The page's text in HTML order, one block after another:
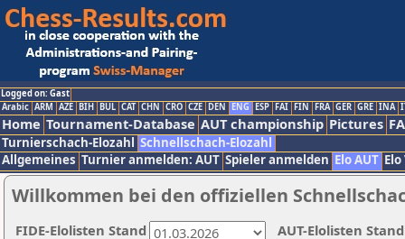
Logged on: Gast
Arabic ARM AZE BIH BUL CAT CHN CRO CZE DEN ENG ESP FAI FIN FRA GER GRE INA
Home Tournament-Database AUT championship Pictures
Turnierschach-Elozahl Schnellschach-Elozahl
Allgemeines Turnier anmelden: AUT Spieler anmelden Elo AUT
Willkommen bei den offiziellen
AUT-Elolisten
FIDE-Elolisten Stand